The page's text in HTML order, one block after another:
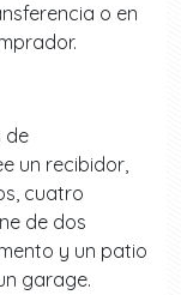
o en
de
un recibidor,
cuatro
de dos
y un patio
garage.